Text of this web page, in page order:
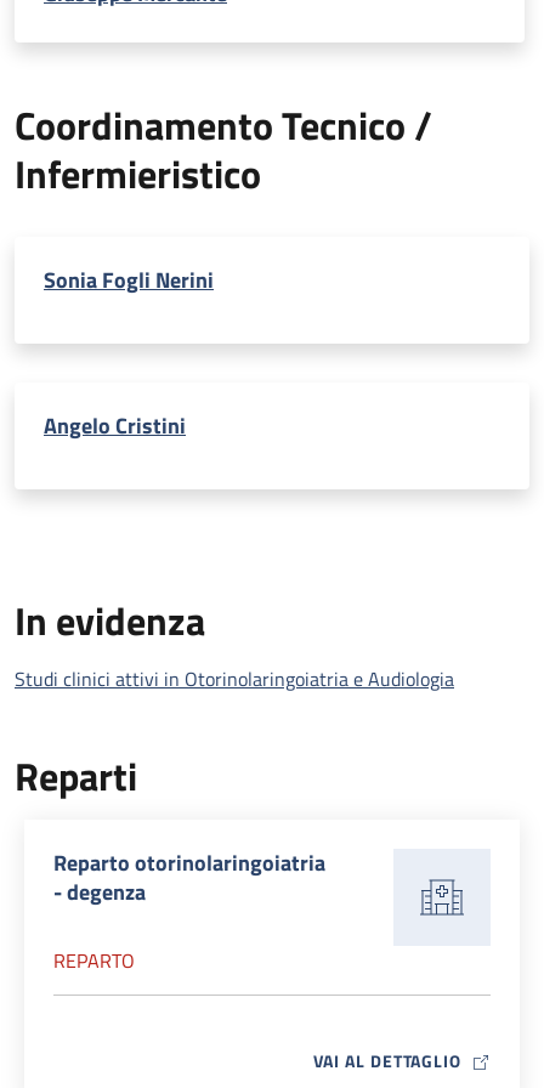
Coordinamento Tecnico /
Infermieristico
Sonia Fogli Nerini
Angelo Cristini
In evidenza
Studi clinici attivi in Otorinolaringoiatria e Audiologia
Reparti
Reparto otorinolaringoiatria
- degenza
REPARTO
VAI AL DETTAGLIO MAP ICON